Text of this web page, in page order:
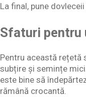
La final, pune
Sfaturi pentru
Pentru această rețetă
subțire și semințe
este bine să
rămână crocantă.